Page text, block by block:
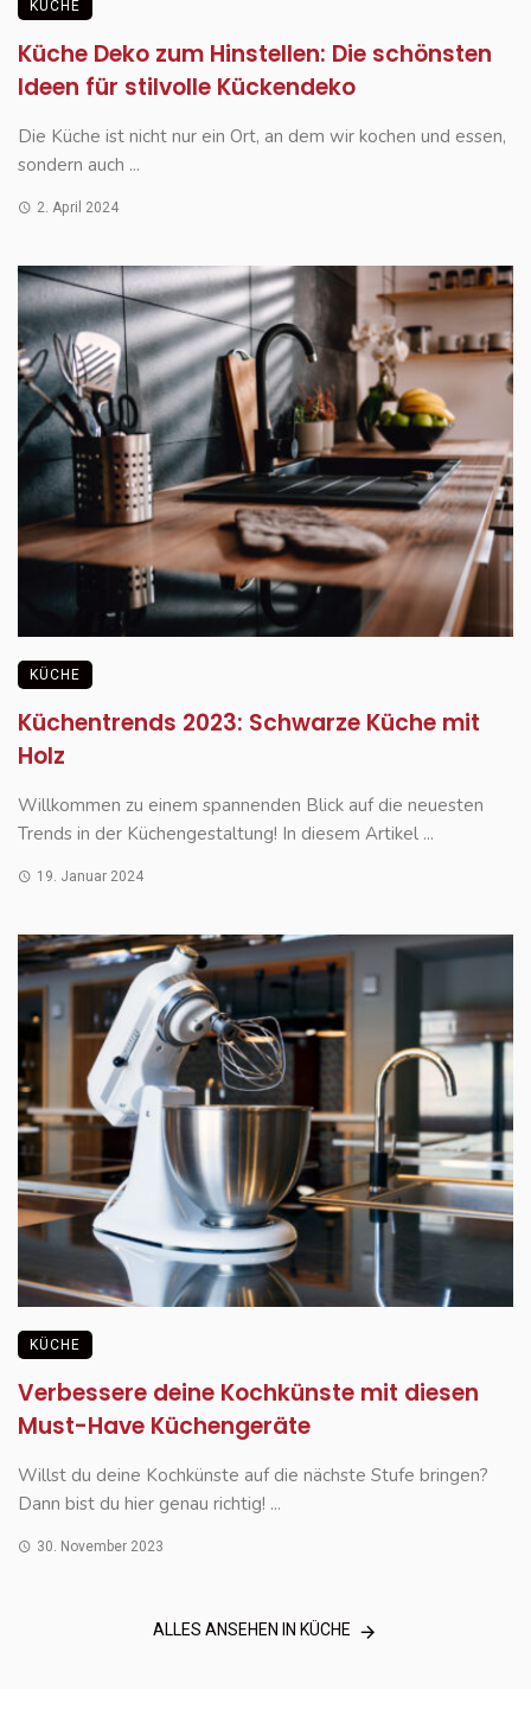
KÜCHE
Küche Deko zum Hinstellen: Die schönsten
Ideen für stilvolle Kückendeko
Die Küche ist nicht nur ein Ort, an dem wir kochen und essen,
sondern auch ...
2. April 2024
KÜCHE
Küchentrends 2023: Schwarze Küche mit
Holz
Willkommen zu einem spannenden Blick auf die neuesten
Trends in der Küchengestaltung! In diesem Artikel ...
19. Januar 2024
KÜCHE
Verbessere deine Kochkünste mit diesen
Must-Have Küchengeräte
Willst du deine Kochkünste auf die nächste Stufe bringen?
Dann bist du hier genau richtig! ...
30. November 2023
ALLES ANSEHEN IN KÜCHE